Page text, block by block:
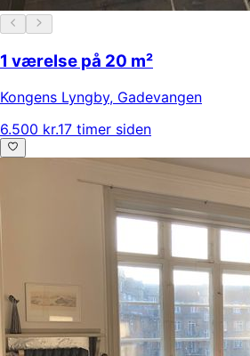
1 værelse på 20 m²
Kongens Lyngby, Gadevangen
6.500 kr.17 timer siden